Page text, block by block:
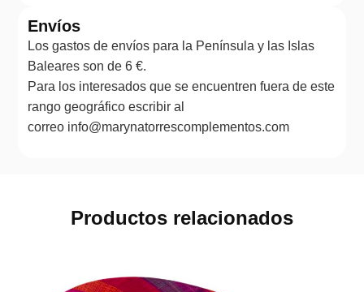
Envíos
Los gastos de envíos para la Península y las Islas
Baleares son de 6 €.
Para los interesados que se encuentren fuera de este
rango geográfico escribir al
correo info@marynatorrescomplementos.com
Productos relacionados